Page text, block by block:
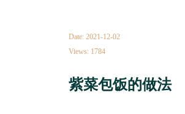
Date: 2021-12-02
Views: 1784
紫菜包饭的做法